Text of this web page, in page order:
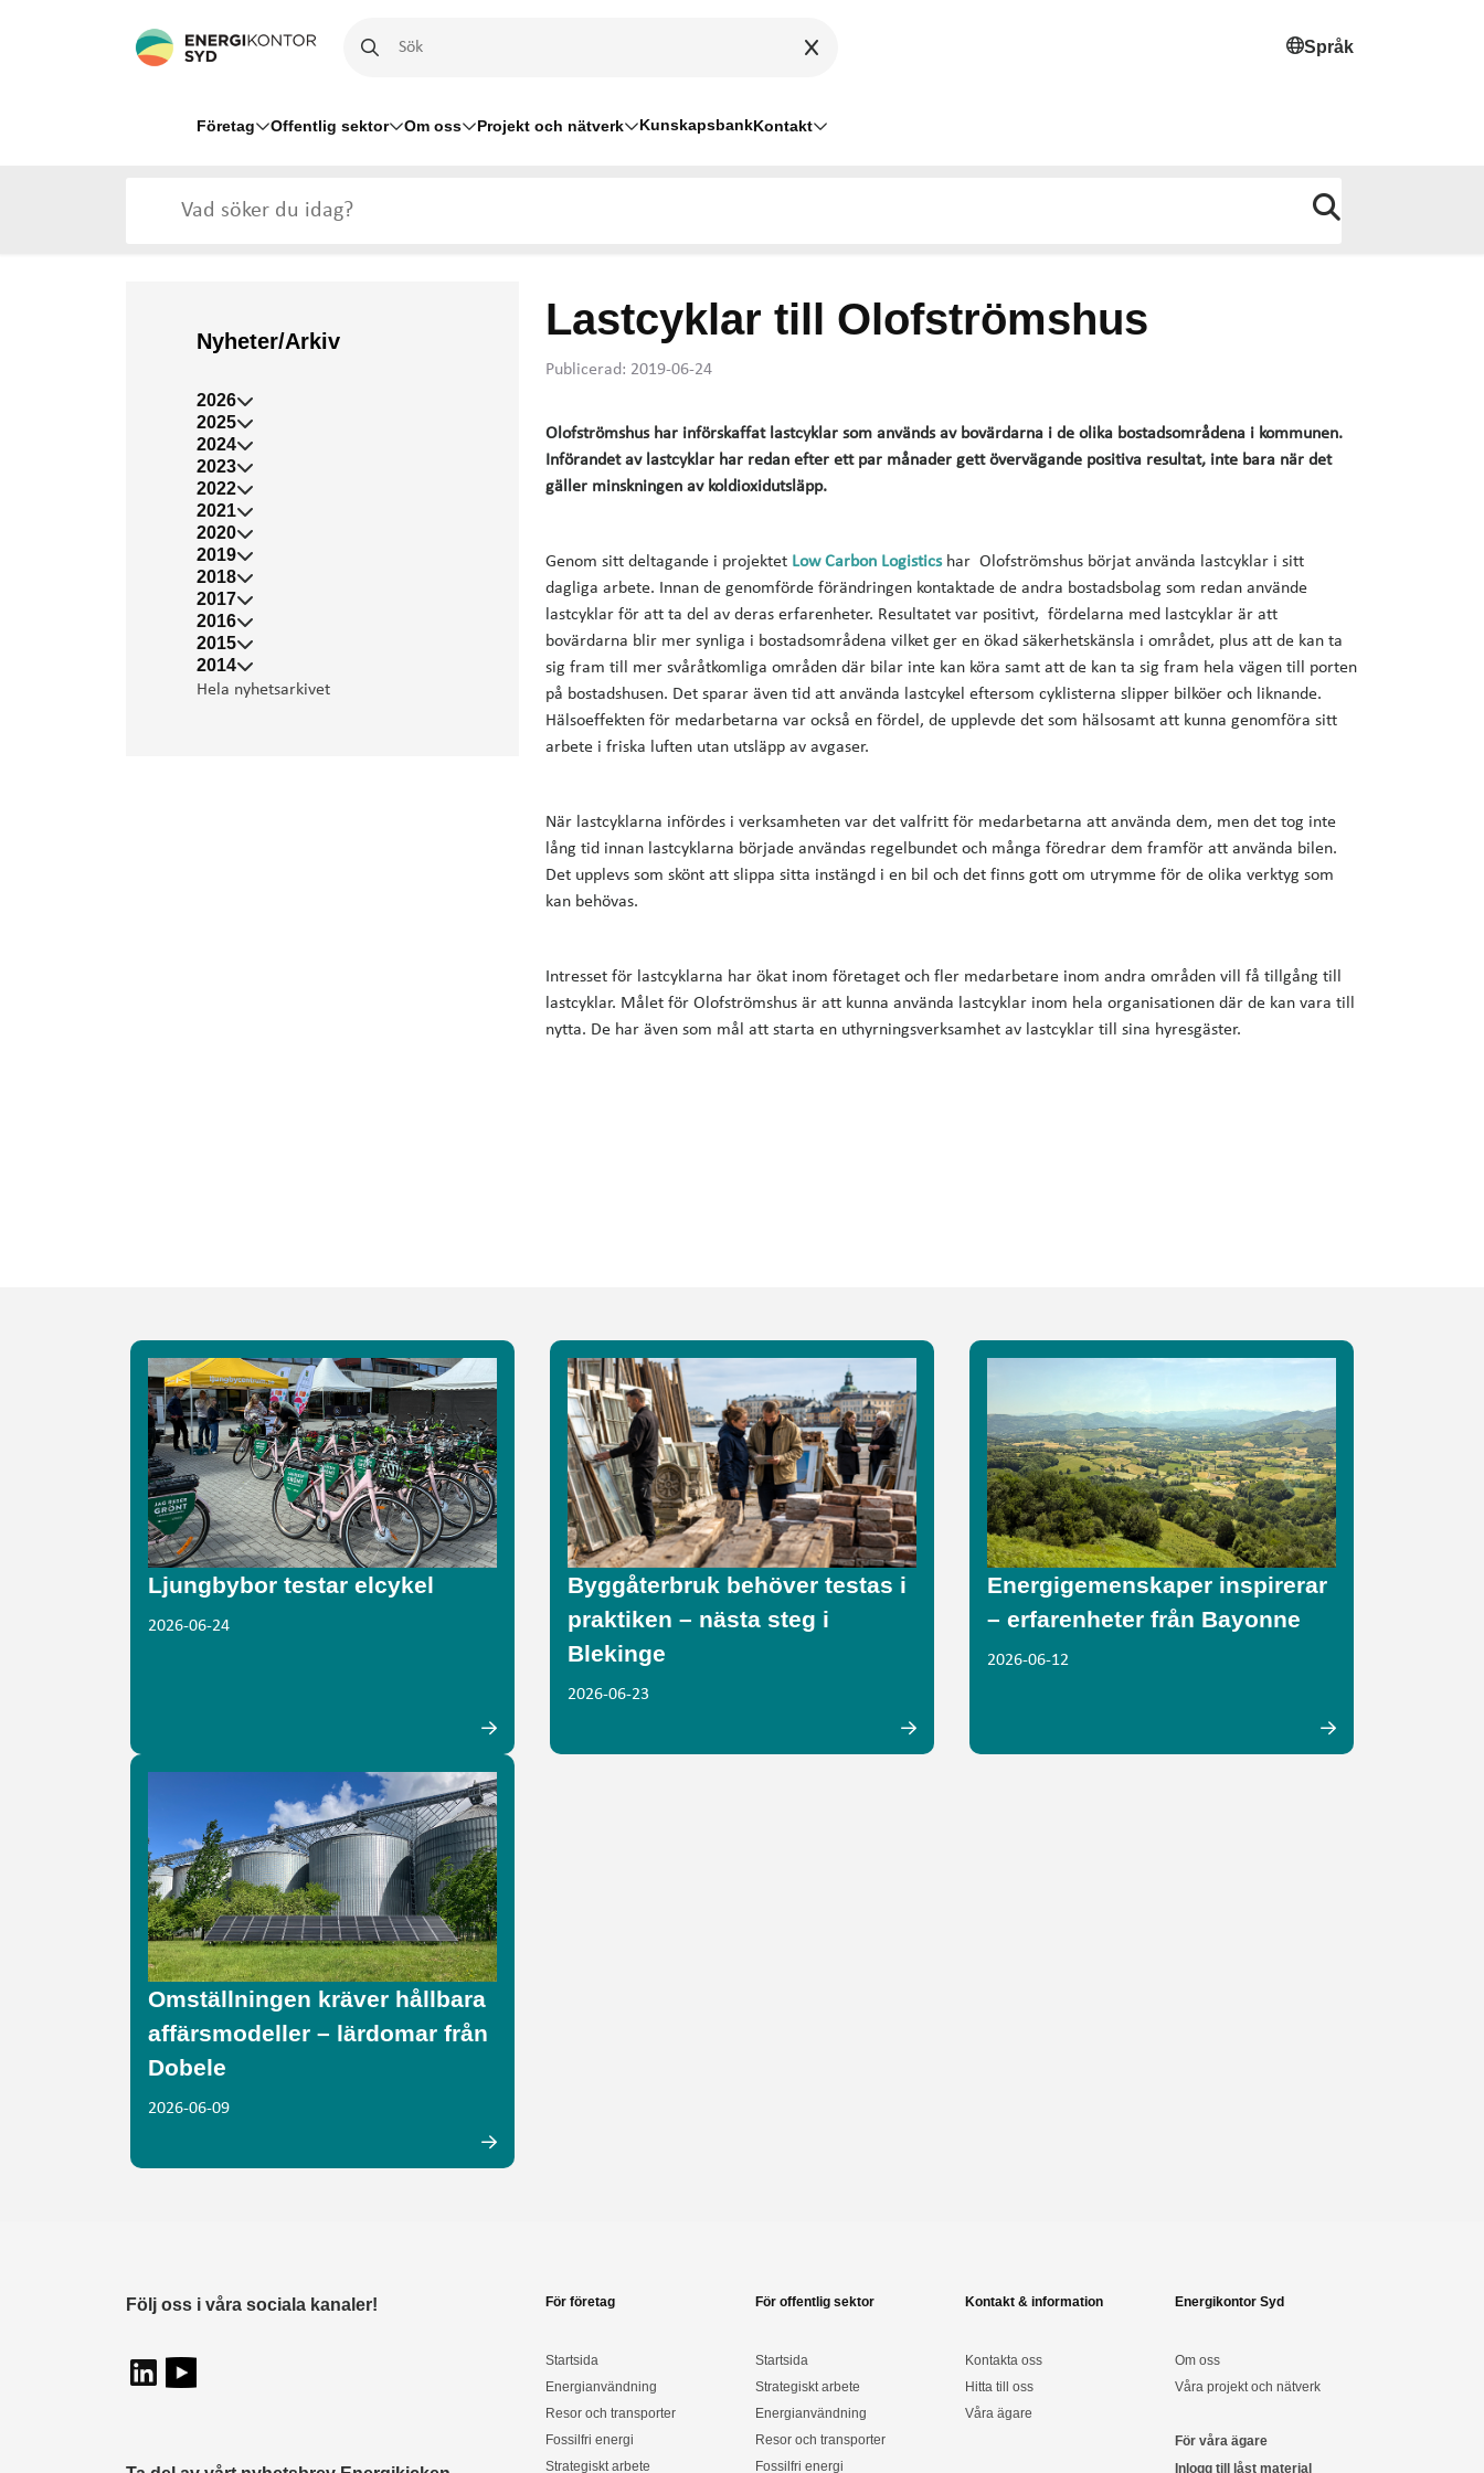
Språk
Företag Offentlig sektor Om oss Projekt och nätverk KunskapsbankKontakt
Lastcyklar till Olofströmshus
Publicerad: 2019-06-24
Olofströmshus har införskaffat lastcyklar som används av bovärdarna i de olika bostadsområdena i kommunen.
Införandet av lastcyklar har redan efter ett par månader gett övervägande positiva resultat, inte bara när det
gäller minskningen av koldioxidutsläpp.
Genom sitt deltagande i projektet Low Carbon Logisticshar Olofströmshus börjat använda lastcyklar i sitt
dagliga arbete. Innan de genomförde förändringen kontaktade de andra bostadsbolag som redan använde
lastcyklar för att ta del av deras erfarenheter. Resultatet var positivt, fördelarna med lastcyklar är att
bovärdarna blir mer synliga i bostadsområdena vilket ger en ökad säkerhetskänsla i området, plus att de kan ta
sig fram till mer svåråtkomliga områden där bilar inte kan köra samt att de kan ta sig fram hela vägen till porten
på bostadshusen. Det sparar även tid att använda lastcykel eftersom cyklisterna slipper bilköer och liknande.
Hälsoeffekten för medarbetarna var också en fördel, de upplevde det som hälsosamt att kunna genomföra sitt
arbete i friska luften utan utsläpp av avgaser.
När lastcyklarna infördes i verksamheten var det valfritt för medarbetarna att använda dem, men det tog inte
lång tid innan lastcyklarna började användas regelbundet och många föredrar dem framför att använda bilen.
Det upplevs som skönt att slippa sitta instängd i en bil och det finns gott om utrymme för de olika verktyg som
kan behövas.
Intresset för lastcyklarna har ökat inom företaget och fler medarbetare inom andra områden vill få tillgång till
lastcyklar. Målet för Olofströmshus är att kunna använda lastcyklar inom hela organisationen där de kan vara till
nytta. De har även som mål att starta en uthyrningsverksamhet av lastcyklar till sina hyresgäster.
Nyheter/Arkiv
2026
2025
2024
2023
2022
2021
2020
2019
2018
2017
2016
2015
2014
Hela nyhetsarkivet
Ljungbybor testar elcykel
2026-06-24
Byggåterbruk behöver testas i
praktiken – nästa steg i
Blekinge
2026-06-23
Energigemenskaper inspirerar
– erfarenheter från Bayonne
2026-06-12
Omställningen kräver hållbara
affärsmodeller – lärdomar från
Dobele
2026-06-09
Följ oss i våra sociala kanaler! För företag
Startsida
Energianvändning
Resor och transporter
Fossilfri energi
Strategiskt arbete
För offentlig sektor
Startsida
Strategiskt arbete
Energianvändning
Resor och transporter
Fossilfri energi
Kontakt & information
Kontakta oss
Hitta till oss
Våra ägare
Energikontor Syd
Om oss
Våra projekt och nätverk
För våra ägare
Inlogg till låst material